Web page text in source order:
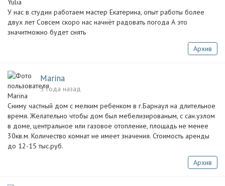
У нас в студии работаем мастер Екатерина, опыт работы более
двух лет Совсем скоро нас начнёт радовать погода А это
значитможно будет снять
Архив
Marina
3 года назад
Сниму частный дом с мелким ребенком в г.Барнаул на длительное
время. Желательно чтобы дом был мебелизированым, с сан.узлом
в доме, центральное или газовое отопление, площадь не менее
30кв.м. Количество комнат не имеет значения. Стоимость аренды
до 12-15 тыс.руб.
Архив